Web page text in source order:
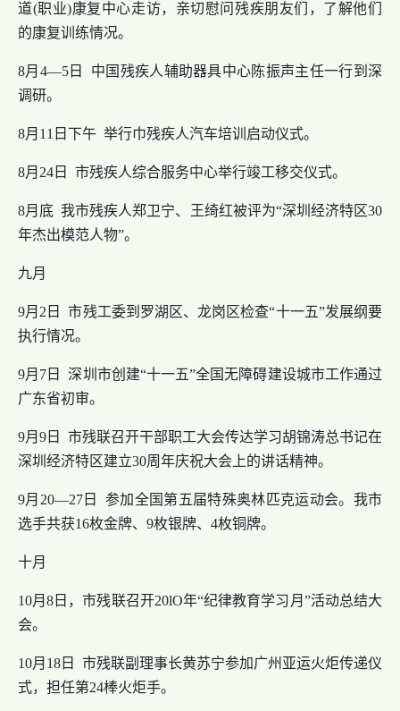
道(职业)康复中心走访，亲切慰问残疾朋友们，了解他们
的康复训练情况。
8月4—5日 中国残疾人辅助器具中心陈振声主任一行到深
调研。
8月11日下午 举行巾残疾人汽车培训启动仪式。
8月24日 市残疾人综合服务中心举行竣工移交仪式。
8月底 我市残疾人郑卫宁、王绮红被评为“深圳经济特区30
年杰出模范人物”。
九月
9月2日 市残工委到罗湖区、龙岗区检查“十一五”发展纲要
执行情况。
9月7日 深圳市创建“十一五”全国无障碍建设城市工作通过
广东省初审。
9月9日 市残联召开干部职工大会传达学习胡锦涛总书记在
深圳经济特区建立30周年庆祝大会上的讲话精神。
9月20—27日 参加全国第五届特殊奥林匹克运动会。我市
选手共获16枚金牌、9枚银牌、4枚铜牌。
十月
10月8日，市残联召开20lO年“纪律教育学习月”活动总结大
会。
10月18日 市残联副理事长黄苏宁参加广州亚运火炬传递仪
式，担任第24棒火炬手。